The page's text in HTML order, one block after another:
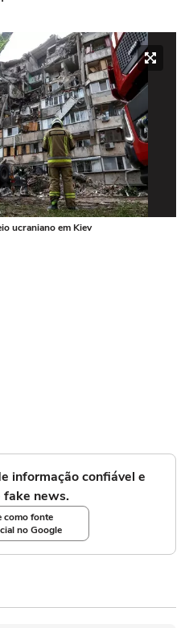
ucraniano em Kiev
informação confiável e
fake news.
como fonte
no Google